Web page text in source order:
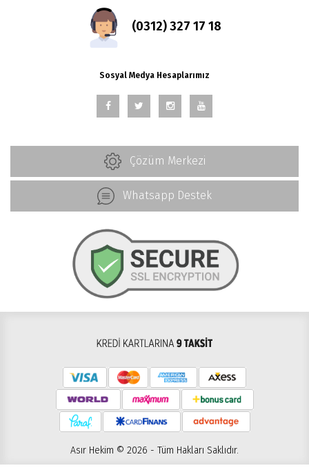
(0312) 327 17 18
Sosyal Medya Hesaplarımız
Çözüm Merkezi
Whatsapp Destek
Asır Hekim © 2026 - Tüm Hakları Saklıdır.